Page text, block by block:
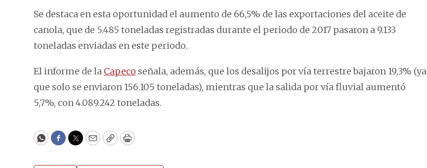
Se destaca en esta oportunidad el aumento de 66,5% de las exportaciones del aceite de
canola, que de 5.485 toneladas registradas durante el periodo de 2017 pasaron a 9.133
toneladas enviadas en este periodo.
El informe de la Capeco señala, además, que los desalijos por vía terrestre bajaron 19,3% (ya
que solo se enviaron 156.105 toneladas), mientras que la salida por vía fluvial aumentó
5,7%, con 4.089.242 toneladas.
WhatsApp
Facebook
Twitter
EmailCopyPrint